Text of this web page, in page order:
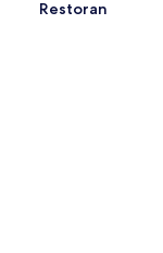
Restoran